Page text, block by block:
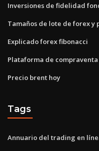
Inversiones de fidelidad
Tamaños de lote de forex y
Explicado forex fibonacci
Plataforma de
Precio brent hoy
Tags
Annuario del trading en